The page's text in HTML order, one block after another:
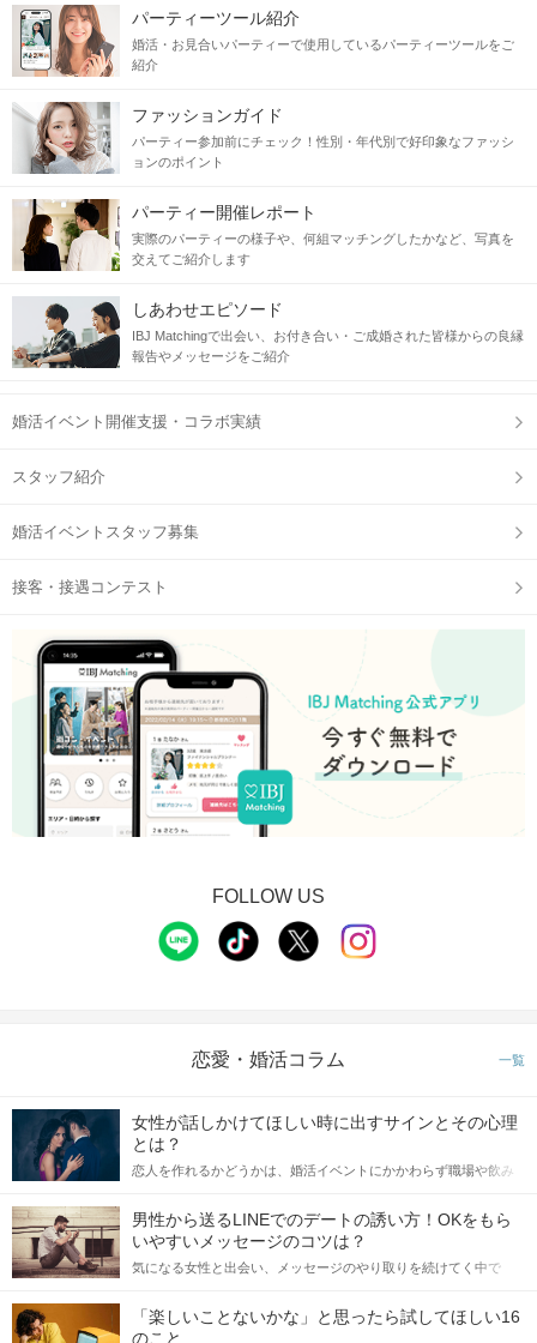
パーティーツール紹介
婚活・お見合いパーティーで使用しているパーティーツールをご
紹介
ファッションガイド
パーティー参加前にチェック！性別・年代別で好印象なファッシ
ョンのポイント
パーティー開催レポート
実際のパーティーの様子や、何組マッチングしたかなど、写真を
交えてご紹介します
しあわせエピソード
IBJ Matchingで出会い、お付き合い・ご成婚された皆様からの良縁
報告やメッセージをご紹介
婚活イベント開催支援・コラボ実績
スタッフ紹介
婚活イベントスタッフ募集
接客・接遇コンテスト
FOLLOW US
恋愛・婚活コラム 一覧
女性が話しかけてほしい時に出すサインとその心理
とは？
恋人を作れるかどうかは、婚活イベントにかかわらず職場や飲み
てアプローチできるかにも左右されます。 これから恋人作りを本
格的に始めようとしている方は、女性が異性を求めて出すサイン
をしっかりと理解し、正しい行動に移せるかどうかが重要。 この
記事では、女性が話しかけて欲しい時に出すサインとその心理を
合にどのような行動に繋げるべきかをご紹介していきます。
男性から送るLINEでのデートの誘い方！OKをもら
いやすいメッセージのコツは？
気になる女性と出会い、メッセージのやり取りを続けてく中で
しかし、中には「どう誘ったらいいの？」とお困りの男性もいら
っしゃるのではないでしょうか。 そこで今回は、男性から女性へ
「楽しいことないかな」と思ったら試してほしい16
のこと